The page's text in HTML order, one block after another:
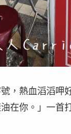
號，熱血滔滔呷
在你。」一首